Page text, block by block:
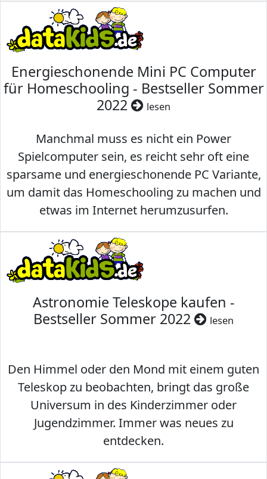
Energieschonende Mini PC Computer
für Homeschooling - Bestseller Sommer
2022
lesen
Manchmal muss es nicht ein Power
Spielcomputer sein, es reicht sehr oft eine
sparsame und energieschonende PC Variante,
um damit das Homeschooling zu machen und
etwas im Internet herumzusurfen.
Astronomie Teleskope kaufen -
Bestseller Sommer 2022
lesen
Den Himmel oder den Mond mit einem guten
Teleskop zu beobachten, bringt das große
Universum in des Kinderzimmer oder
Jugendzimmer. Immer was neues zu
entdecken.